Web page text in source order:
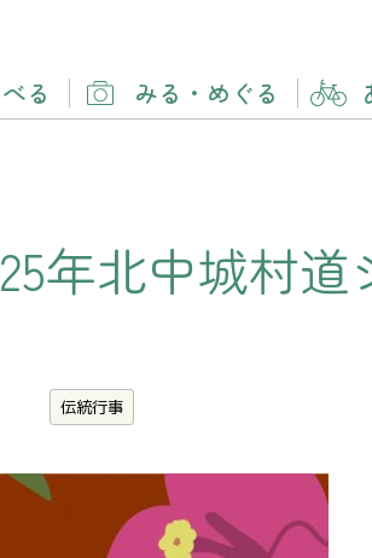
る みる ・ めぐる
年北中城村
伝統行事